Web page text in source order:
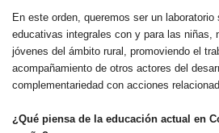
En este orden, queremos ser un
educativas integrales con y para las niñas,
jóvenes del ámbito rural, promoviendo el
acompañamiento de otros actores del
complementariedad con acciones
¿Qué piensa de la educación actual en